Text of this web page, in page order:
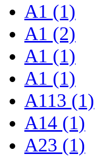
A1 (1)
A1 (2)
A1 (1)
A1 (1)
A113 (1)
A14 (1)
A23 (1)